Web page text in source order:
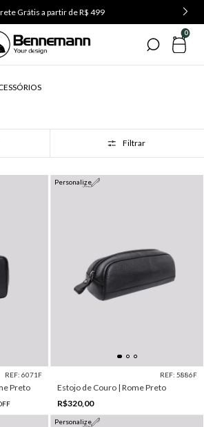
Grátis a partir de R$ 499
0
Filtrar
REF: 6071F
Preto
Personalize
REF: 5886F
Estojo de Couro | Rome Preto
R$320,00
Personalize